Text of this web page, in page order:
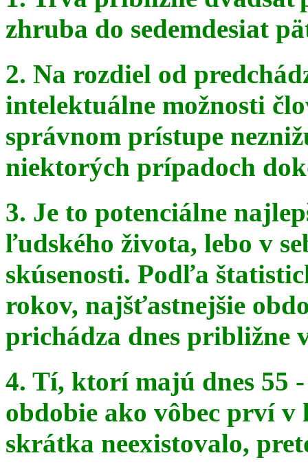
zhruba do sedemdesiat
2. Na rozdiel od
intelektuálne možnosti
správnom prístupe
niektorých prípadoch
3. Je to potenciálne
ľudského života, lebo v
skúsenosti. Podľa
rokov, najšťastnejšie
prichádza dnes približne
4. Tí, ktorí majú dnes 55
obdobie ako vôbec prví
skrátka neexistovalo,